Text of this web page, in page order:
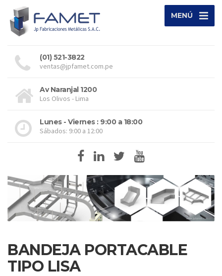
MENÚ
(01) 521-3822
ventas@jpfamet.com.pe
Av Naranjal 1200
Los Olivos - Lima
Lunes - Viernes : 9:00 a 18:00
Sábados: 9:00 a 12:00
BANDEJA PORTACABLE
TIPO LISA